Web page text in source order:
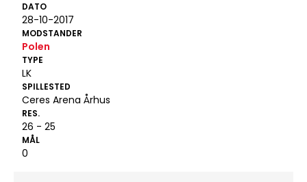
DATO
28-10-2017
MODSTANDER
Polen
TYPE
LK
SPILLESTED
Ceres Arena Århus
RES.
26 - 25
MÅL
0